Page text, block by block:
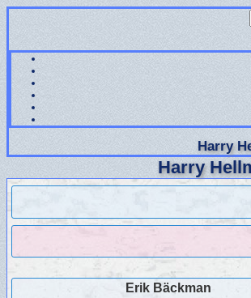
Harry
Harry
Erik Bäckman